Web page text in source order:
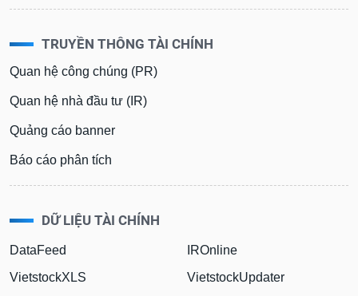
TRUYỀN THÔNG TÀI CHÍNH
Quan hệ công chúng (PR)
Quan hệ nhà đầu tư (IR)
Quảng cáo banner
Báo cáo phân tích
DỮ LIỆU TÀI CHÍNH
DataFeed
VietstockXLS
IROnline
VietstockUpdater